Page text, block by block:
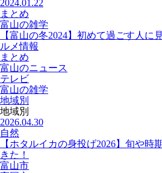
2024.01.22
まとめ
富山の雑学
【富山の冬2024】初めて過ごす人に
ルメ情報
まとめ
富山のニュース
テレビ
富山の雑学
地域別
地域別
2026.04.30
自然
【ホタルイカの身投げ2026】旬や時
きた！
富山市